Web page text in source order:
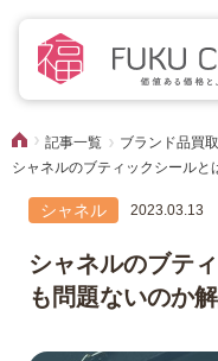
記事一覧 ブランド品買取
シャネルのブティックシール
シャネル 2023.03.13
シャネルのブテ
も問題ないのか